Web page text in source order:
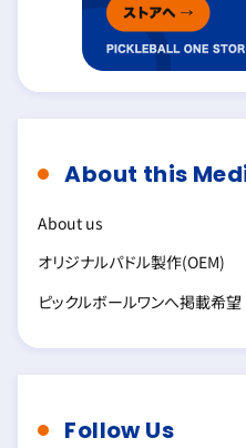
About this
About us
オリジナルパドル製作(OEM)
ピックルボールワンへ掲載希望
Follow Us